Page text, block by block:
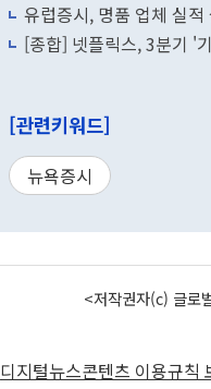
유럽증시, 명품 업체 실
[종합] 넷플릭스, 3분기 '
[관련키워드]
뉴욕증시
<저작권자(c) 글로
디지털뉴스콘텐츠 이용규칙